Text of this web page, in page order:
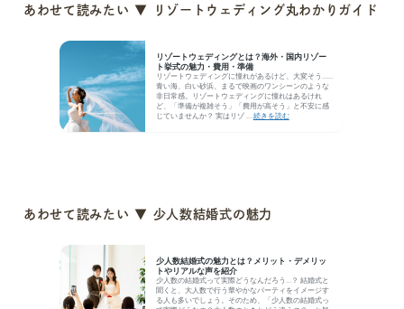
あわせて読みたい ▼ リゾートウェディング丸わかりガイド
あわせて読みたい ▼ 少人数結婚式の魅力